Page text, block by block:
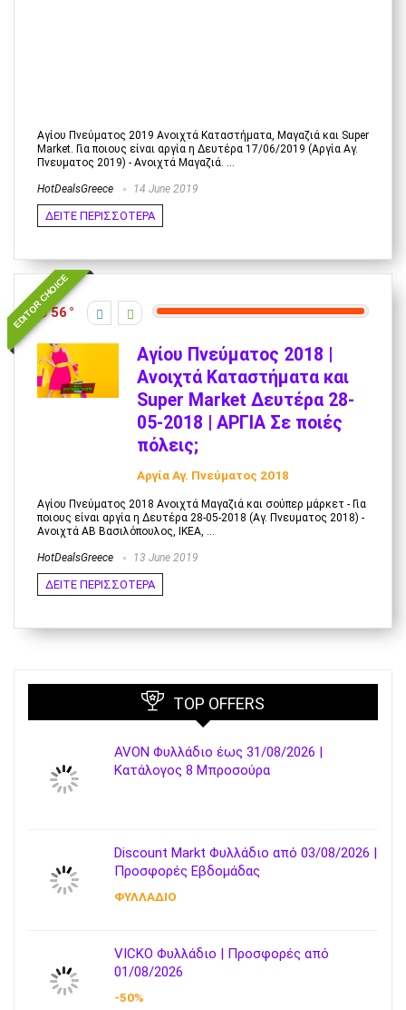
Αγίου Πνεύματος 2019 Ανοιχτά Καταστήματα, Μαγαζιά και Super
Market. Για ποιους είναι αργία η Δευτέρα 17/06/2019 (Αργία Αγ.
Πνευματος 2019) - Ανοιχτά Μαγαζιά. ...
HotDealsGreece 14 June 2019
ΔΕΙΤΕ ΠΕΡΙΣΣΟΤΕΡΑ
EDITOR CHOICE
56
Αγίου Πνεύματος 2018 |
Ανοιχτά Καταστήματα και
Super Market Δευτέρα 28-
05-2018 | ΑΡΓΙΑ Σε ποιές
πόλεις;
Αργία Αγ. Πνεύματος 2018
Αγίου Πνεύματος 2018 Ανοιχτά Μαγαζιά και σούπερ μάρκετ - Για
ποιους είναι αργία η Δευτέρα 28-05-2018 (Αγ. Πνευματος 2018) -
Ανοιχτά ΑΒ Βασιλόπουλος, ΙΚΕΑ, ...
HotDealsGreece 13 June 2019
ΔΕΙΤΕ ΠΕΡΙΣΣΟΤΕΡΑ
TOP OFFERS
AVON Φυλλάδιο έως 31/08/2026 |
Κατάλογος 8 Μπροσούρα
Discount Markt Φυλλάδιο από 03/08/2026 |
Προσφορές Εβδομάδας
ΦΥΛΛΑΔΙΟ
VICKO Φυλλάδιο | Προσφορές από
01/08/2026
-50%